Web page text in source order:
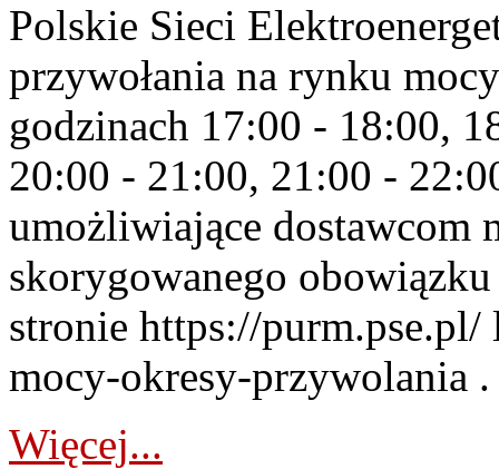
Polskie Sieci
przywołania na rynku
godzinach 17:00 - 18:00,
20:00 - 21:00, 21:00 -
umożliwiające dostawcom
skorygowanego
stronie https://
mocy-okresy-przywolania
Więcej...